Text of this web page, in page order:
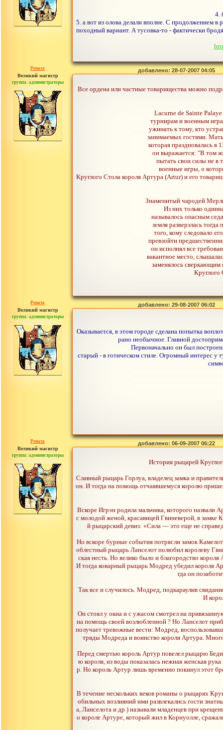
4.
5. а вот из олова делали вполне. С продолжением в
походный вариант. А тусовка-то - фактически
Рената
Великий магистр
группа: администраторы
сообщений: 30442
добавлено: 28-07-2007 04:05
Все ордена или частные товарищества можно
Lacurne de Sainte
турнирам и военным
ужинать к тому, кто
занимаемых гостями.
которая праздновалась в
он выражается: "В том
пытать свои силы не в
военные игры, о
Круглого Стола короля Артура (Artur) и его
Знаменитый чародей
Из них только
называлось опасным
земля разверзлась
того, кому следовало
превзойти
он исполнял все
вакантное место,
заменялось сверкающим
Круглого
Рената
Великий магистр
группа: администраторы
сообщений: 30442
добавлено: 29-08-2007 06:02
Оказывается, в этом городе сделана попытка
рано необычное. Главной
Первоначально он был
старый - в готическом стиле. Огромный интерес у
Рената
Великий магистр
группа: администраторы
сообщений: 30442
добавлено: 06-09-2007 06:22
История рыцарей
Славный рыцарь Горлуа, владелец замка и
он. И тогда на помощь отчаявшемуся королю
Вскоре Игрэн родила мальчика, которого
с молодой женой, красавицей Гвиневерой, в замке
й рыцарский девиз: «Сила — это еще не
Но вскоре бурные события потрясли замок
облестный рыцарь Ланселот полюбил королеву
ская несть. Но велико было и благородство
И тогда коварный рыцарь Модред убедил короля
гда он
Так все и случилось. Модред, подкараулив
И
Он стоял у окна и с ужасом смотрел на
на помощь своей возлюбленной ? Но Ланселот
получает тревожные вести: Модред,
тряды Модреда и воинство короля Артура.
Перед смертью король Артур повелел рыцарю
ю короля, из воды показалась нежная женская
р. Но король Артур лишь временно покинул этот
В течение нескольких веков романы о рыцарях
обильных возлияний ими развлекались гости
а, Ланселота и др.) называли младенцев при
о короле Артуре, который жил в Корнуолле,